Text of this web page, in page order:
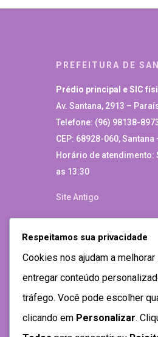
PREFEITURA DE
Prédio principal e SIC
Av. Santana, 2913 –
Telefone: (96) 98138-
CEP: 68928-060,
Horário de atendimento:
as 13:30
Site Antigo
Respeitamos sua privacidade
Cookies nos ajudam a
entregar conteúdo
tráfego. Você pode escolher
clicando em Personalizar.